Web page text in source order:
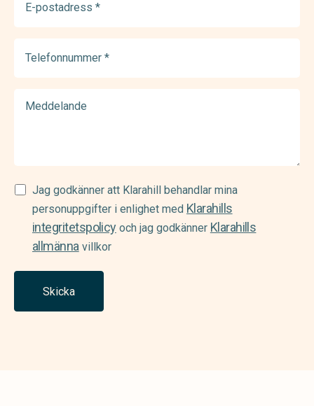
postadress
(Required)
Samtycke
(Required)
Jag godkänner att Klarahill behandlar mina
personuppgifter i enlighet med Klarahills
integritetspolicyoch jag godkänner Klarahills
allmänna villkor
Skicka